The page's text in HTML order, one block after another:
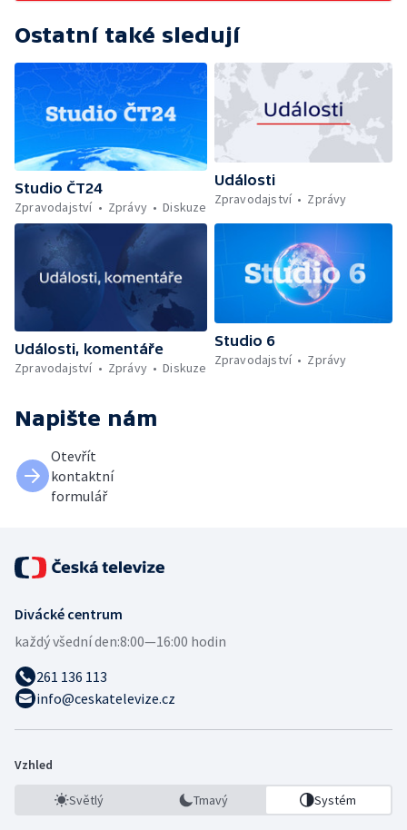
Ostatní také sledují
Studio ČT24
Zpravodajství
Zprávy Diskuze
Události
Zpravodajství
Zprávy
Události, komentáře
Zpravodajství
Zprávy Diskuze
Studio 6
Zpravodajství
Zprávy
Napište nám
Otevřít
kontaktní
formulář
Divácké centrum
každý všední den:8:00—16:00 hodin
261 136 113
info@ceskatelevize.cz
Vzhled
Světlý Tmavý Systém